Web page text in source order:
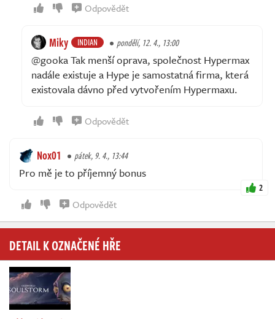
Odpovědět
Miky INDIAN pondělí, 12. 4., 13:00
@gooka Tak menší oprava, společnost Hypermax
nadále existuje a Hype je samostatná firma, která
existovala dávno před vytvořením Hypermaxu.
Odpovědět
Nox01 pátek, 9. 4., 13:44
Pro mě je to příjemný bonus
2
Odpovědět
DETAIL K OZNAČENÉ HŘE